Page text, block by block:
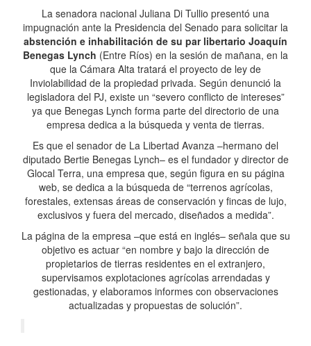
La senadora nacional Juliana Di Tullio presentó una
impugnación ante la Presidencia del Senado para solicitar la
abstención e inhabilitación de su par libertario Joaquín
Benegas Lynch (Entre Ríos) en la sesión de mañana, en la
que la Cámara Alta tratará el proyecto de ley de
Inviolabilidad de la propiedad privada. Según denunció la
legisladora del PJ, existe un “severo conflicto de intereses”
ya que Benegas Lynch forma parte del directorio de una
empresa dedica a la búsqueda y venta de tierras.
Es que el senador de La Libertad Avanza –hermano del
diputado Bertie Benegas Lynch– es el fundador y director de
Glocal Terra, una empresa que, según figura en su página
web, se dedica a la búsqueda de “terrenos agrícolas,
forestales, extensas áreas de conservación y fincas de lujo,
exclusivos y fuera del mercado, diseñados a medida”.
La página de la empresa –que está en inglés– señala que su
objetivo es actuar “en nombre y bajo la dirección de
propietarios de tierras residentes en el extranjero,
supervisamos explotaciones agrícolas arrendadas y
gestionadas, y elaboramos informes con observaciones
actualizadas y propuestas de solución”.